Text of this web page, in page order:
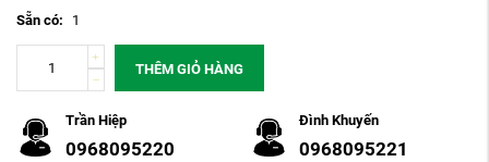
Sẵn có:
1
THÊM GIỎ HÀNG
Trần Hiệp
0968095220
Đình Khuyến
0968095221